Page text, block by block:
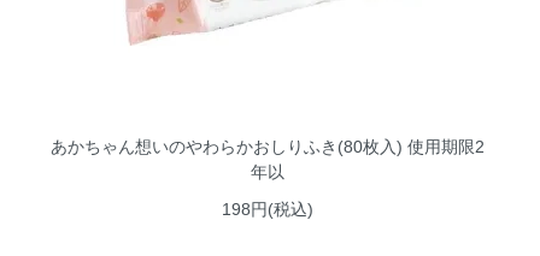
あかちゃん想いのやわらかおしりふき(80枚入) 使用期限2
年以
198円(税込)